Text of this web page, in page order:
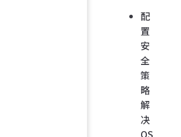
配
置
安
全
策
略
解
决